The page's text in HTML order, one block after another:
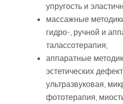
упругость и
массажные
гидро-, ручной и
талассотерапия;
аппаратные
эстетических
ультразвуковая,
фототерапия,